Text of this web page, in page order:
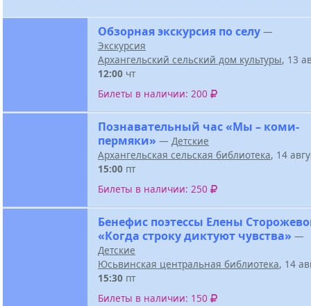
Обзорная экскурсия по селу —
Экскурсия
Архангельский сельский дом культуры, 13
12:00 чт
Билеты в наличии: 200
Познавательный час «Мы – коми-
пермяки» — Детские
Архангельская сельская библиотека, 14
15:00 пт
Билеты в наличии: 250
Бенефис поэтессы Елены
«Когда строку диктуют чувства» —
Детские
Юсьвинская центральная библиотека, 14
15:30 пт
Билеты в наличии: 150